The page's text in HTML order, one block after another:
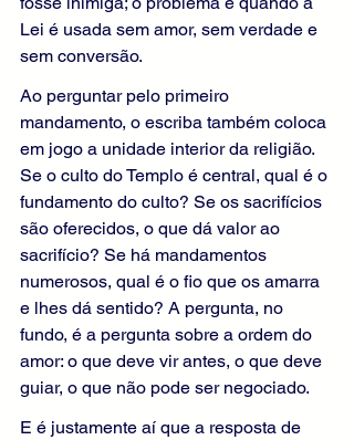
Lei é usada sem amor, sem verdade e
sem conversão.
Ao perguntar pelo primeiro
mandamento, o escriba também coloca
em jogo a unidade interior da religião.
Se o culto do Templo é central, qual é o
fundamento do culto? Se os sacrifícios
são oferecidos, o que dá valor ao
sacrifício? Se há mandamentos
numerosos, qual é o fio que os amarra
e lhes dá sentido? A pergunta, no
fundo, é a pergunta sobre a ordem do
amor: o que deve vir antes, o que deve
guiar, o que não pode ser negociado.
E é justamente aí que a resposta de